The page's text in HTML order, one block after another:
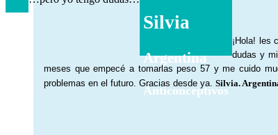
Silvia
Argentina
Anticonceptivos
¡Hola! les
dudas y
meses que empecé a tomarlas peso 57 y me cuido
problemas en el futuro. Gracias desde ya. Silvia.